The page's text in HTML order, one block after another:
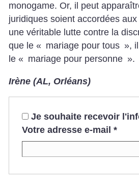
monogame. Or, il peut
juridiques soient accordées
une véritable lutte contre la
que le « mariage pour tous »,
le « mariage pour personne ».
Irène (AL, Orléans)
Je souhaite recevoir
Votre adresse e-mail *